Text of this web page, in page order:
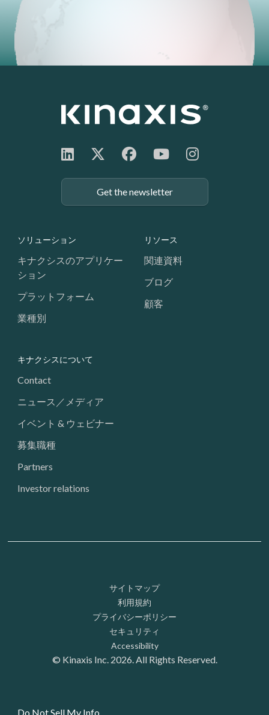
Get the newsletter
Footer: Navigation
ソリューション
キナクシスのアプリケー
ション
プラットフォーム
業種別
リソース
関連資料
ブログ
顧客
キナクシスについて
Contact
ニュース／メディア
イベント & ウェビナー
募集職種
Partners
Investor relations
Footer: Utility
サイトマップ
利用規約
プライバシーポリシー
セキュリティ
Accessibility
© Kinaxis Inc. 2026. All Rights Reserved.
Do Not Sell My Info